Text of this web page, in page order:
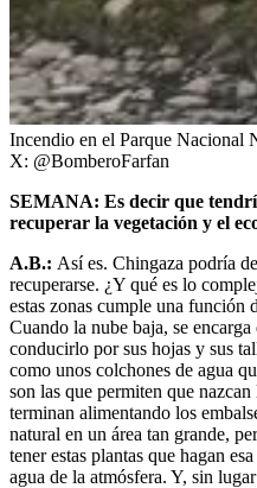
Incendio en el Parque Nacional
X: @BomberoFarfan
SEMANA: Es decir que
recuperar la vegetación y el
A.B.: Así es. Chingaza podría
recuperarse. ¿Y qué es lo
estas zonas cumple una
Cuando la nube baja, se
conducirlo por sus hojas y sus
como unos colchones de agua
son las que permiten que
terminan alimentando los
natural en un área tan grande,
tener estas plantas que hagan
agua de la atmósfera. Y, sin